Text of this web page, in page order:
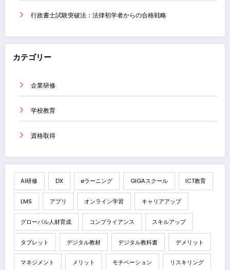
行政書士試験突破法：法律初学者からの合格戦略
カテゴリー
企業研修
学校教育
資格取得
AI研修 DX eラーニング GIGAスクール ICT教育
LMS アプリ オンライン学習 キャリアアップ
グローバル人材育成 コンプライアンス スキルアップ
タブレット デジタル教材 デジタル教科書 デメリット
マネジメント メリット モチベーション リスキリング